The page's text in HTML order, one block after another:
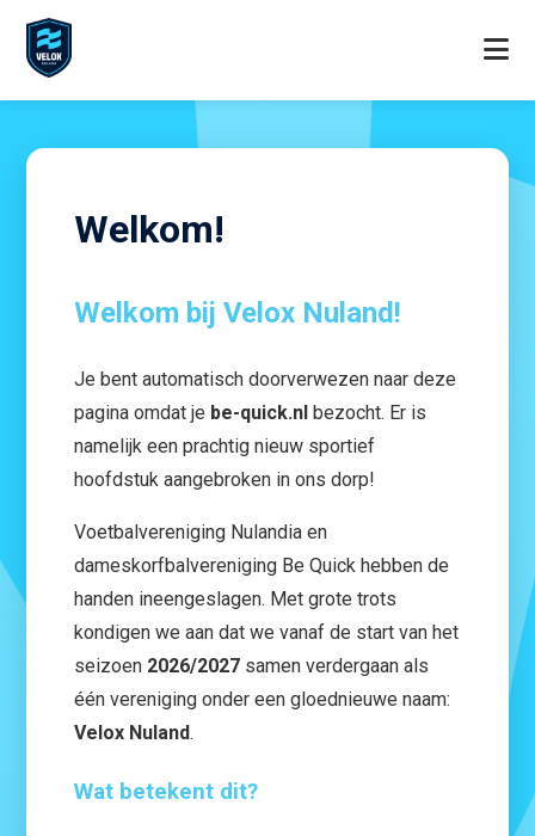
Welkom!
Welkom bij Velox Nuland!
Je bent automatisch doorverwezen naar deze
pagina omdat je be-quick.nl bezocht. Er is
namelijk een prachtig nieuw sportief
hoofdstuk aangebroken in ons dorp!
Voetbalvereniging Nulandia en
dameskorfbalvereniging Be Quick hebben de
handen ineengeslagen. Met grote trots
kondigen we aan dat we vanaf de start van het
seizoen 2026/2027 samen verdergaan als
één vereniging onder een gloednieuwe naam:
Velox Nuland.
Wat betekent dit?